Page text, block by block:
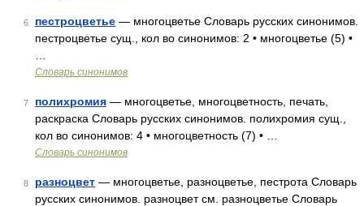
6 пестроцветье — многоцветье Словарь русских синонимов.
пестроцветье сущ., кол во синонимов: 2 • многоцветье (5) •
Словарь синонимов
7 полихромия — многоцветье, многоцветность, печать,
раскраска Словарь русских синонимов. полихромия сущ.,
кол во синонимов: 4 • многоцветность (7) • …
Словарь синонимов
8 разноцвет — многоцветье, разноцветье, пестрота Словарь
русских синонимов. разноцвет см. разноцветье Словарь